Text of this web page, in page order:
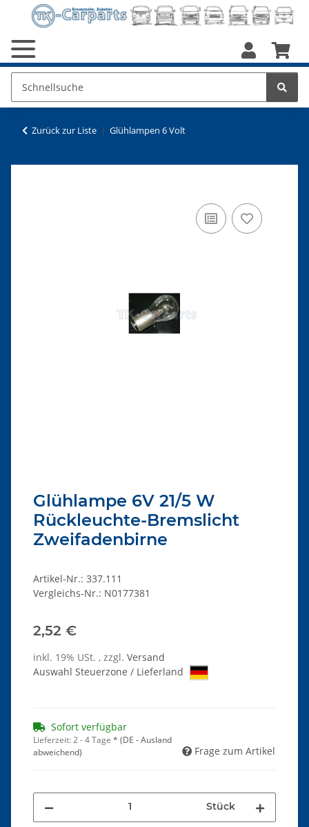
Zurück zur Liste Glühlampen 6 Volt
Glühlampe 6V 21/5 W
Rückleuchte-Bremslicht
Zweifadenbirne
Artikel-Nr.: 337.111
Vergleichs-Nr.: N0177381
2,52 €
inkl. 19% USt. , zzgl. Versand
Auswahl Steuerzone / Lieferland
Sofort verfügbar
Lieferzeit:2 - 4 Tage * (DE - Ausland
abweichend)
Frage zum Artikel
Stück